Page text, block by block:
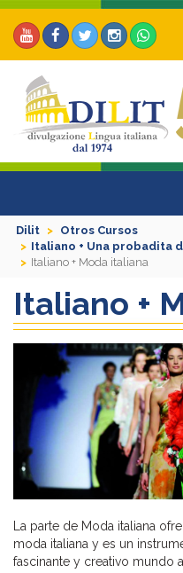
Dilit
Otros Cursos
Italiano + Una probadita
Italiano + Moda italiana
Italiano +
La parte de Moda italiana
moda italiana y es un
fascinante y creativo mundo